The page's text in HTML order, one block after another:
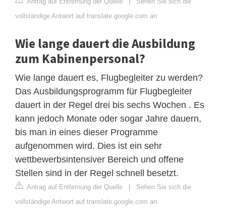
vollständige Antwort auf translate.google.com an
Wie lange dauert die Ausbildung
zum Kabinenpersonal?
Wie lange dauert es, Flugbegleiter zu werden?
Das Ausbildungsprogramm für Flugbegleiter
dauert in der Regel drei bis sechs Wochen . Es
kann jedoch Monate oder sogar Jahre dauern,
bis man in eines dieser Programme
aufgenommen wird. Dies ist ein sehr
wettbewerbsintensiver Bereich und offene
Stellen sind in der Regel schnell besetzt.
Antrag auf Entfernung der Quelle | Sehen Sie sich die
vollständige Antwort auf translate.google.com an